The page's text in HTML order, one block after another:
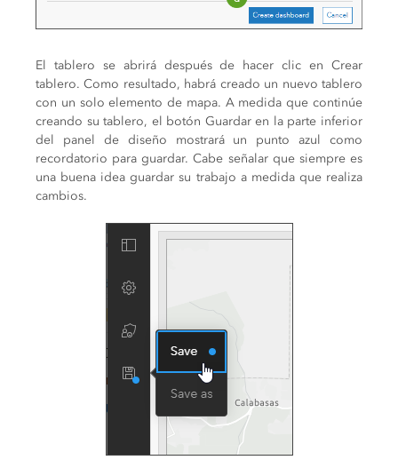
El tablero se abrirá después de hacer clic en Crear
tablero. Como resultado, habrá creado un nuevo tablero
con un solo elemento de mapa. A medida que continúe
creando su tablero, el botón Guardar en la parte inferior
del panel de diseño mostrará un punto azul como
recordatorio para guardar. Cabe señalar que siempre es
una buena idea guardar su trabajo a medida que realiza
cambios.